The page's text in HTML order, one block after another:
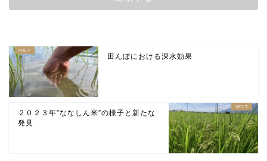
田んぼにおける深水効果
２０２３年”ななしん米”の様子と新たな
発見